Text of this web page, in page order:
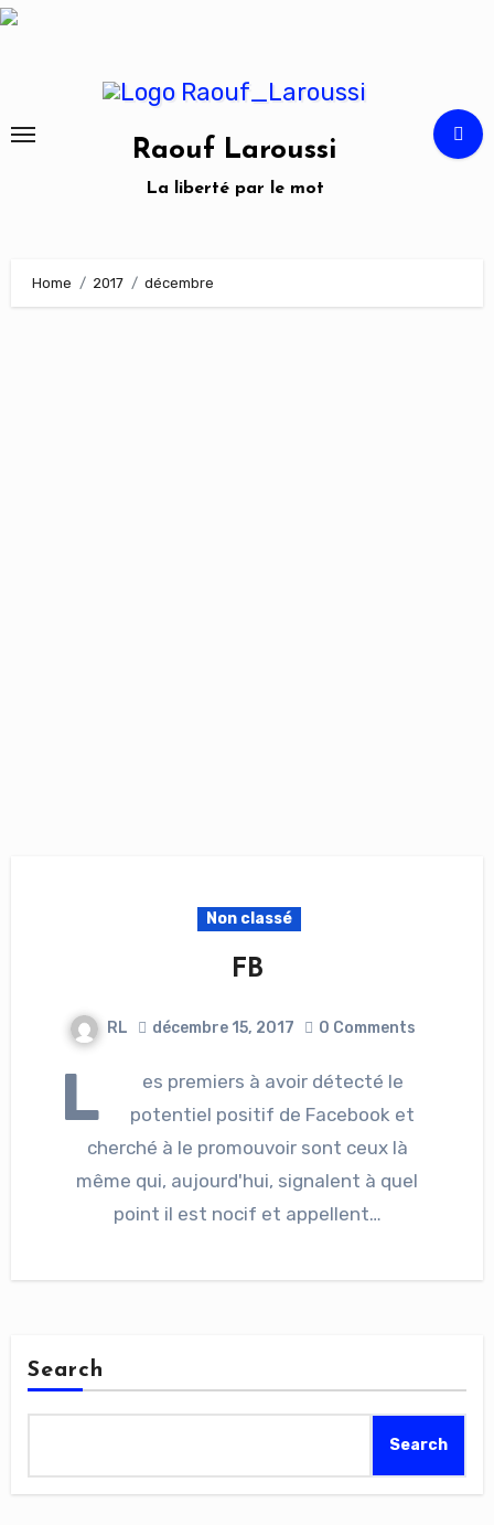
Skip
Raouf Laroussi
La liberté par le mot
Home 2017 décembre
Non classé
FB
RL décembre 15, 2017 0 Comments
L
es premiers à avoir détecté le
potentiel positif de Facebook et
cherché à le promouvoir sont ceux là
même qui, aujourd'hui, signalent à quel
point il est nocif et appellent…
Search
Search